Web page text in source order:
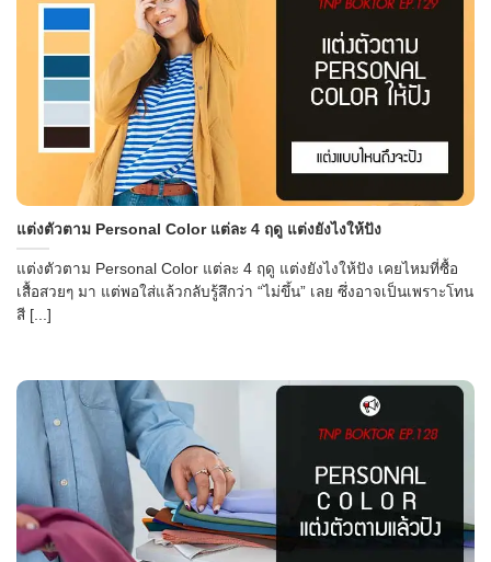
แต่งตัวตาม Personal Color แต่ละ 4 ฤดู แต่งยังไงให้ปัง
แต่งตัวตาม Personal Color แต่ละ 4 ฤดู แต่งยังไงให้ปัง เคยไหมที่ซื้อ
เสื้อสวยๆ มา แต่พอใส่แล้วกลับรู้สึกว่า “ไม่ขึ้น” เลย ซึ่งอาจเป็นเพราะโทน
สี [...]
→